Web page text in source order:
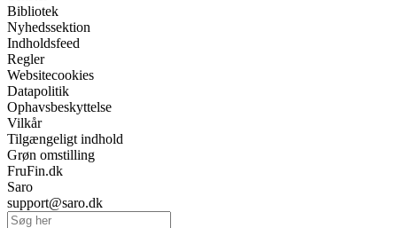
Bibliotek
Nyhedssektion
Indholdsfeed
Regler
Websitecookies
Datapolitik
Ophavsbeskyttelse
Vilkår
Tilgængeligt indhold
Grøn omstilling
FruFin.dk
Saro
support@saro.dk